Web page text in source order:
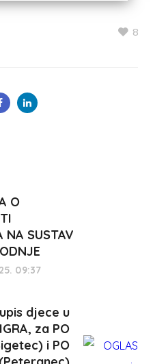
8
O
NA SUSTAV
09:37
djece u
za PO
i PO